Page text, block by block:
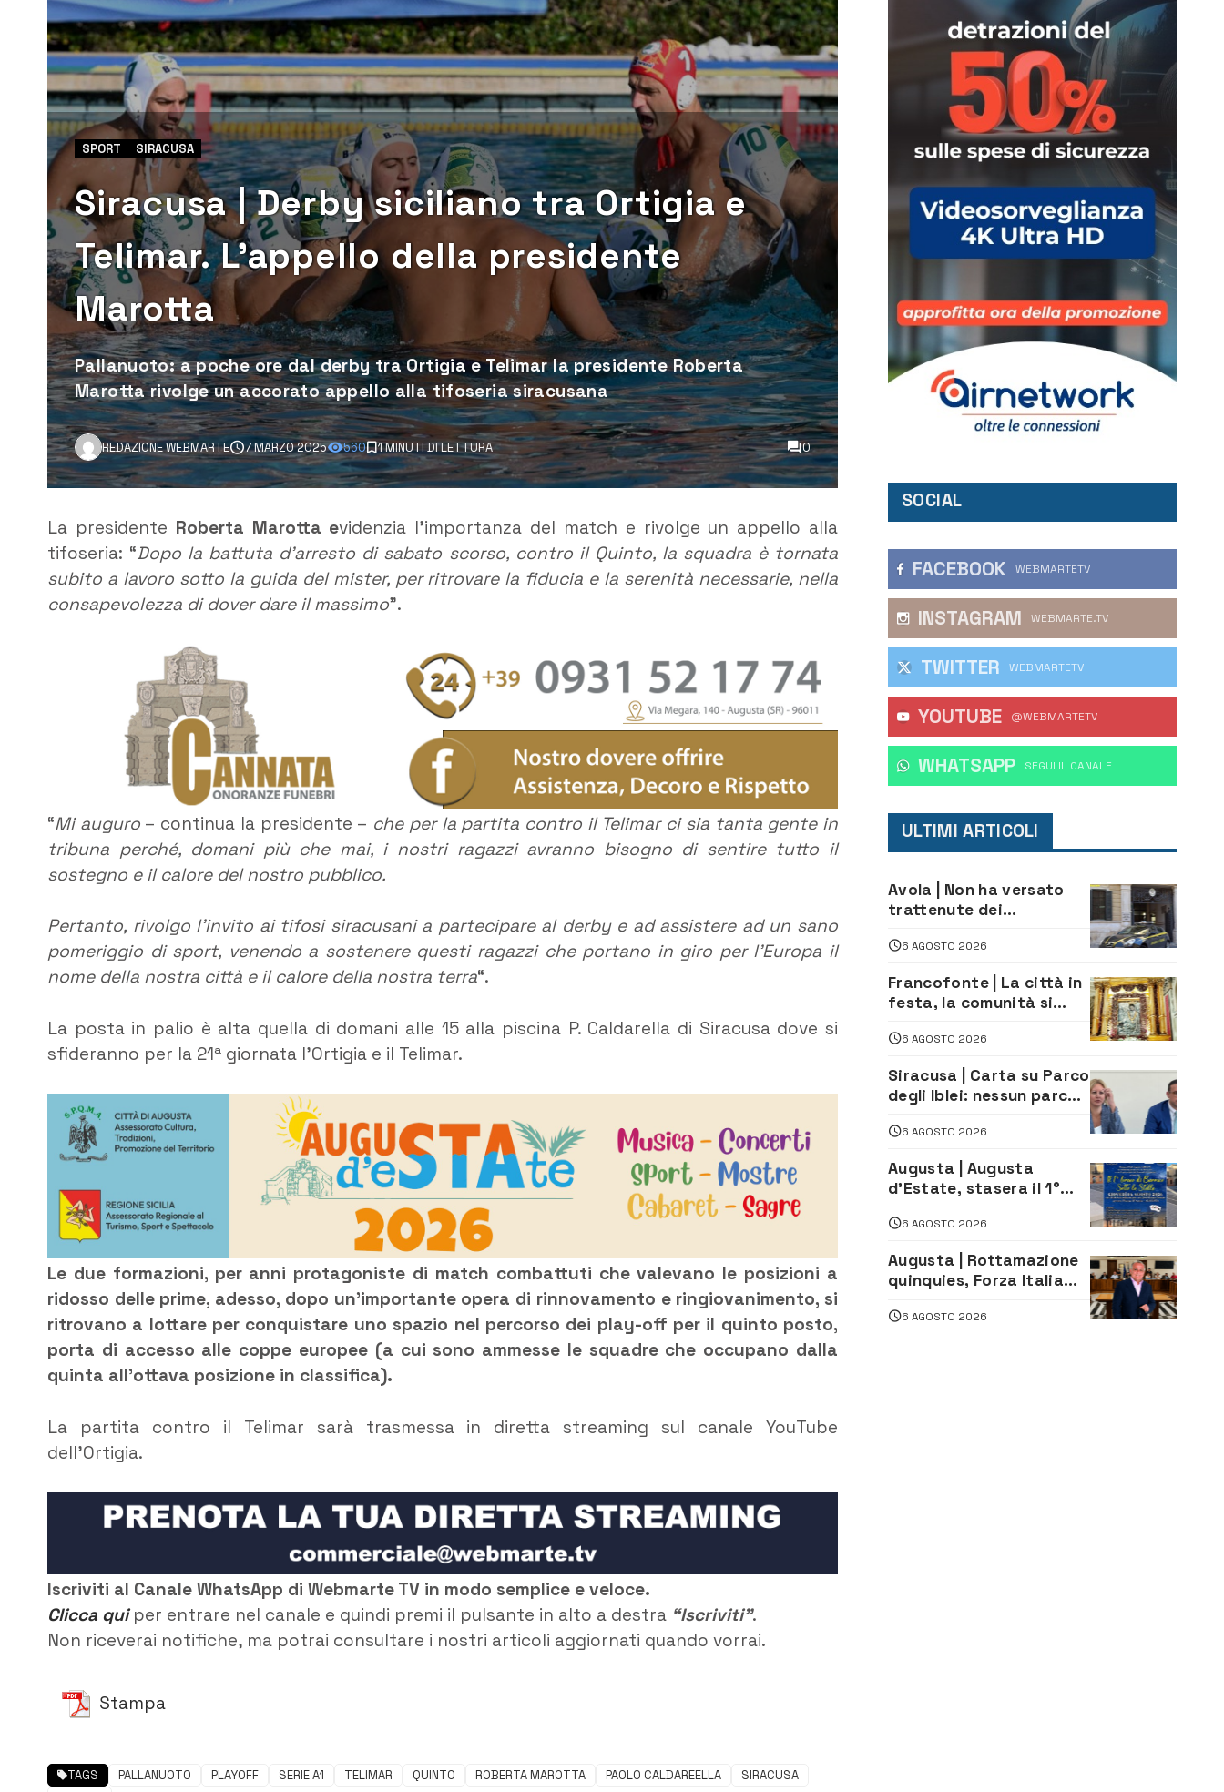
SPORT SIRACUSA
Siracusa | Derby siciliano tra Ortigia e
Telimar. L’appello della presidente
Marotta
Pallanuoto: a poche ore dal derby tra Ortigia e Telimar la presidente Roberta
Marotta rivolge un accorato appello alla tifoseria siracusana
REDAZIONE WEBMARTE 7 MARZO 2025 560 1 MINUTI DI LETTURA 0
La presidente Roberta Marotta evidenzia l’importanza del match e rivolge un appello alla
tifoseria: “Dopo la battuta d’arresto di sabato scorso, contro il Quinto, la squadra è tornata
subito a lavoro sotto la guida del mister, per ritrovare la fiducia e la serenità necessarie, nella
consapevolezza di dover dare il massimo”.
“Mi auguro– continua la presidente – che per la partita contro il Telimar ci sia tanta gente in
tribuna perché, domani più che mai, i nostri ragazzi avranno bisogno di sentire tutto il
sostegno e il calore del nostro pubblico.
Pertanto, rivolgo l’invito ai tifosi siracusani a partecipare al derby e ad assistere ad un sano
pomeriggio di sport, venendo a sostenere questi ragazzi che portano in giro per l’Europa il
nome della nostra città e il calore della nostra terra“.
La posta in palio è alta quella di domani alle 15 alla piscina P. Caldarella di Siracusa dove si
sfideranno per la 21ª giornata l’Ortigia e il Telimar.
Le due formazioni, per anni protagoniste di match combattuti che valevano le posizioni a
ridosso delle prime, adesso, dopo un’importante opera di rinnovamento e ringiovanimento, si
ritrovano a lottare per conquistare uno spazio nel percorso dei play-off per il quinto posto,
porta di accesso alle coppe europee (a cui sono ammesse le squadre che occupano dalla
quinta all’ottava posizione in classifica).
La partita contro il Telimar sarà trasmessa in diretta streaming sul canale YouTube
dell’Ortigia.
Iscriviti al Canale WhatsApp di Webmarte TV in modo semplice e veloce.
Clicca quiper entrare nel canale e quindi premi il pulsante in alto a destra “Iscriviti”.
Non riceverai notifiche, ma potrai consultare i nostri articoli aggiornati quando vorrai.
Stampa
TAGS PALLANUOTO PLAYOFF SERIE A1 TELIMAR QUINTO ROBERTA MAROTTA PAOLO CALDAREELLA
SIRACUSA
SOCIAL
FACEBOOK WEBMARTETV
INSTAGRAM WEBMARTE.TV
TWITTER WEBMARTETV
YOUTUBE @WEBMARTETV
WHATSAPP ‎SEGUI IL CANALE
ULTIMI ARTICOLI
Avola | Non ha versato
trattenute dei
oltre 700 mila euro a
imprenditore della
climatizzazione
6 AGOSTO 2026
Francofonte | La città in
festa, la comunità si
della Neve tra fede e
tradizione
6 AGOSTO 2026
Siracusa | Carta su Parco
degli Iblei: nessun parco
comunità e il territorio
6 AGOSTO 2026
Augusta | Augusta
d’Estate, stasera il 1°
le Stelle: piazza
D’Astorga già sold out
6 AGOSTO 2026
Augusta | Rottamazione
quinquies, Forza Italia
«La proposta è nostra»
6 AGOSTO 2026